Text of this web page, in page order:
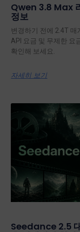
Qwen 3.8 Max
정보
변경하기 전에 2.4T
API 요금 및 무제한 요
확인해 보세요.
자세히 보기
Seedance 2.5